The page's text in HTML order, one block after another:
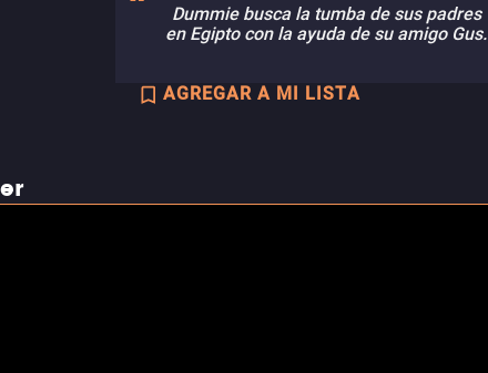
Dummie busca la tumba de sus padres
en Egipto con la ayuda de su amigo Gus.
AGREGAR A MI LISTA